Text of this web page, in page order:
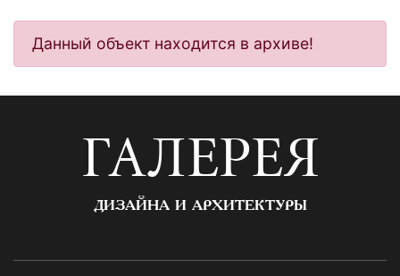
Данный объект находится в архиве!
ГАЛЕРЕЯ
ДИЗАЙНА И АРХИТЕКТУРЫ